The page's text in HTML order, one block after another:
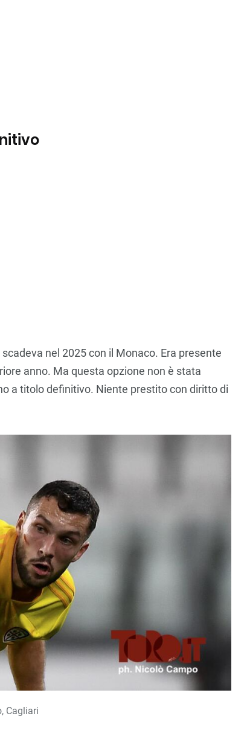
nel 2025 con il Monaco. Era presente
anno. Ma questa opzione non è stata
a titolo definitivo. Niente prestito con diritto di
Cagliari